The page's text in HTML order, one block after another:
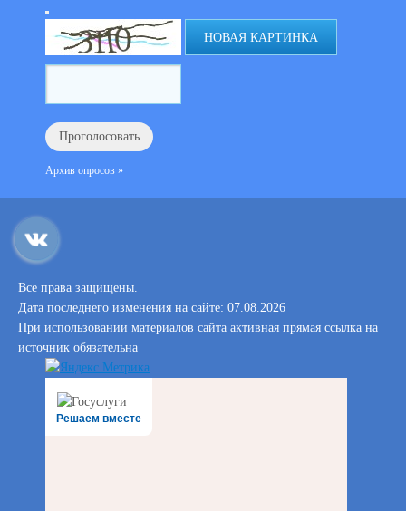
НОВАЯ КАРТИНКА
Архив опросов »
Все права защищены.
Дата последнего изменения на сайте: 07.08.2026
При использовании материалов сайта активная прямая ссылка на
источник обязательна
Решаем вместе